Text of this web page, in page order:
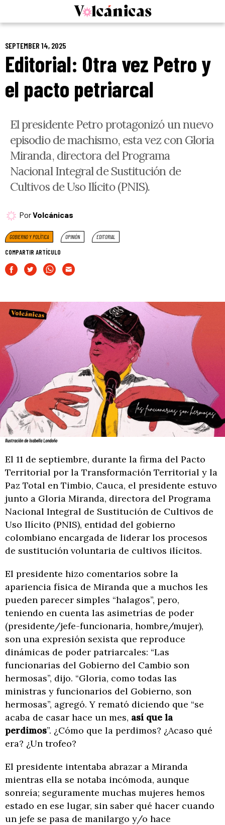
SEPTEMBER 14, 2025
Editorial: Otra vez Petro y
el pacto petriarcal
El presidente Petro protagonizó un nuevo
episodio de machismo, esta vez con Gloria
Miranda, directora del Programa
Nacional Integral de Sustitución de
Cultivos de Uso Ilícito (PNIS).
PorVolcánicas
GOBIERNO Y POLÍTICA OPINIÓN EDITORIAL
COMPARTIR ARTÍCULO
Ilustración de Isabella Londoño
El 11 de septiembre, durante la firma del Pacto
Territorial por la Transformación Territorial y la
Paz Total en Timbio, Cauca, el presidente estuvo
junto a Gloria Miranda, directora del Programa
Nacional Integral de Sustitución de Cultivos de
Uso Ilícito (PNIS), entidad del gobierno
colombiano encargada de liderar los procesos
de sustitución voluntaria de cultivos ilícitos.
El presidente hizo comentarios sobre la
apariencia física de Miranda que a muchos les
pueden parecer simples “halagos”, pero,
teniendo en cuenta las asimetrías de poder
(presidente/jefe-funcionaria, hombre/mujer),
son una expresión sexista que reproduce
dinámicas de poder patriarcales: “Las
funcionarias del Gobierno del Cambio son
hermosas”, dijo. “Gloria, como todas las
ministras y funcionarios del Gobierno, son
hermosas”, agregó. Y remató diciendo que “se
acaba de casar hace un mes, así que la
perdimos”. ¿Cómo que la perdimos? ¿Acaso qué
era? ¿Un trofeo?
El presidente intentaba abrazar a Miranda
mientras ella se notaba incómoda, aunque
sonreía; seguramente muchas mujeres hemos
estado en ese lugar, sin saber qué hacer cuando
un jefe se pasa de manilargo y/o hace